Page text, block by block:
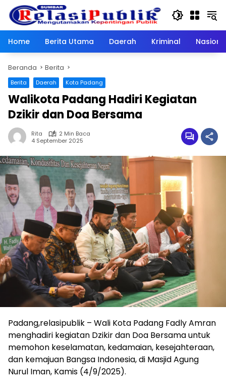
Langsung
konten
Home
Berita Utama Daerah Kriminal
Beranda Berita
Berita Daerah Kota Padang
Walikota Padang Hadiri Kegiatan
Dzikir dan Doa Bersama
Rita
2 Min Baca
4 September 2025
Padang,relasipublik – Wali Kota Padang Fadly Amran
menghadiri kegiatan Dzikir dan Doa Bersama untuk
memohon keselamatan, kedamaian, kesejahteraan,
dan kemajuan Bangsa Indonesia, di Masjid Agung
Nurul Iman, Kamis (4/9/2025).